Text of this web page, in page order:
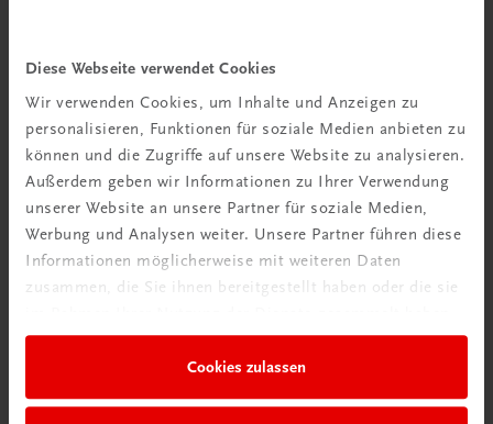
Diese Webseite verwendet Cookies
Wir verwenden Cookies, um Inhalte und Anzeigen zu
personalisieren, Funktionen für soziale Medien anbieten zu
können und die Zugriffe auf unsere Website zu analysieren.
Außerdem geben wir Informationen zu Ihrer Verwendung
unserer Website an unsere Partner für soziale Medien,
Werbung und Analysen weiter. Unsere Partner führen diese
Informationen möglicherweise mit weiteren Daten
zusammen, die Sie ihnen bereitgestellt haben oder die sie
Cookies zulassen
Gastronomie
Mehr als 45 Jahren Profikocherfahrung
€ 39,00
Rabattcode erhalten